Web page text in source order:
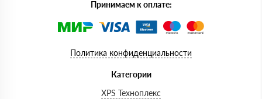
Принимаем к оплате:
Политика конфиденциальности
Категории
XPS Техноплекс